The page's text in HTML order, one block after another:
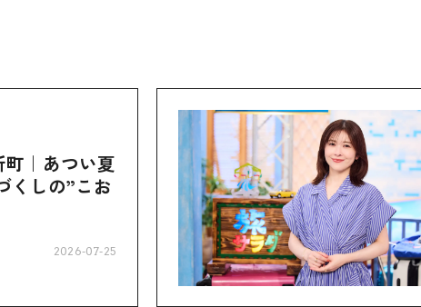
｜あつい夏
くしの”こお
2026-07-25